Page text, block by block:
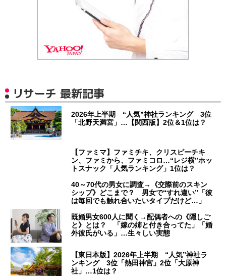
リサーチ 最新記事
2026年上半期 “人気”神社ランキング 3位
「北野天満宮」…【関西版】2位＆1位は？
【ファミマ】ファミチキ、クリスピーチキ
ン、ファミから、ファミコロ…“レジ横”ホッ
トスナック「人気ランキング」1位は？
40～70代の男女に調査→《交際前のスキン
シップ》どこまで？ 男女で“すれ違い”「彼
は毎回でも触れ合いたいタイプだけど…」
既婚男女600人に聞く→配偶者への《隠しご
と》とは？ 「嫁の姉と付き合ってた」「婚
外彼氏がいる」…生々しい実態
【東日本版】2026年上半期 “人気”神社ラ
ンキング 3位「熱田神宮」2位「大原神
社」…1位は？